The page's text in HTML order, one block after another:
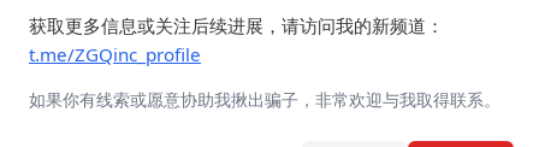
获取更多信息或关注后续进展，请访问我的新频道：
t.me/ZGQinc_profile
如果你有线索或愿意协助我揪出骗子，非常欢迎与我取得联系。